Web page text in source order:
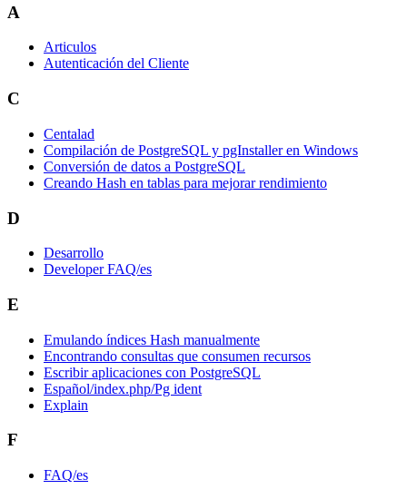
A
Articulos
Autenticación del Cliente
C
Centalad
Compilación de PostgreSQL y pgInstaller en Windows
Conversión de datos a PostgreSQL
Creando Hash en tablas para mejorar rendimiento
D
Desarrollo
Developer FAQ/es
E
Emulando índices Hash manualmente
Encontrando consultas que consumen recursos
Escribir aplicaciones con PostgreSQL
Español/index.php/Pg ident
Explain
F
FAQ/es